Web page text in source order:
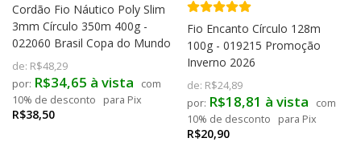
Cordão Fio Náutico Poly Slim
3mm Círculo 350m 400g -
022060 Brasil Copa do Mundo
de: R$48,29
R$38,50
R$34,65 à vista
com
10% de desconto
para Pix
Fio Encanto Círculo 128m
100g - 019215 Promoção
Inverno 2026
de: R$24,89
R$20,90
R$18,81 à vista
com
10% de desconto
para Pix